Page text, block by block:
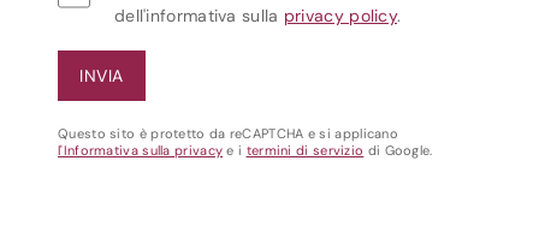
dell'informativa sulla privacy policy.
Questo sito è protetto da reCAPTCHA e si applicano
l'Informativa sulla privacy e i termini di servizio di Google.